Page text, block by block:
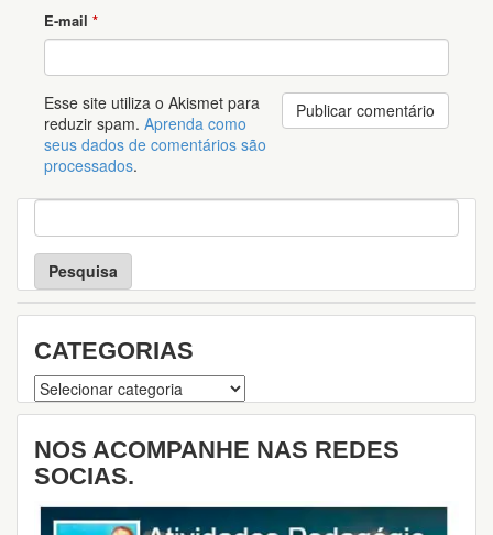
E-mail *
Esse site utiliza o Akismet para
reduzir spam. Aprenda como
seus dados de comentários são
processados.
P
e
s
u
i
a
CATEGORIAS
Categorias
NOS ACOMPANHE NAS REDES
SOCIAS.